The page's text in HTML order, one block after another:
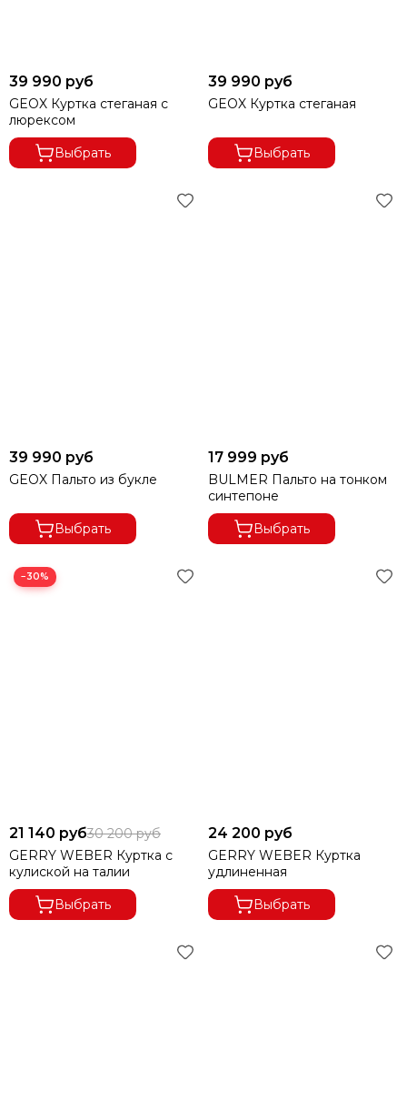
39 990 руб
GEOX Куртка стеганая с
люрексом
Выбрать
39 990 руб
GEOX Куртка стеганая
Выбрать
39 990 руб
GEOX Пальто из букле
Выбрать
17 999 руб
BULMER Пальто на тонком
синтепоне
Выбрать
−30%
21 140 руб30 200 руб
GERRY WEBER Куртка с
кулиской на талии
Выбрать
24 200 руб
GERRY WEBER Куртка
удлиненная
Выбрать